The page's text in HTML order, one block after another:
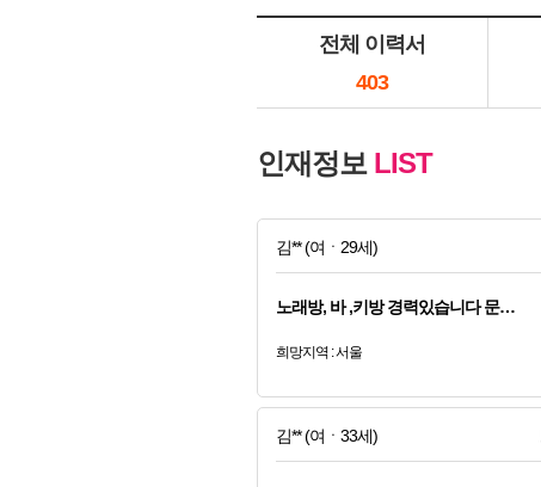
전체 이력서
403
인재정보 LIST
김**(여ㆍ29세)
노래방, 바 ,키방 경력있습니다 문…
희망지역 : 서울
김**(여ㆍ33세)